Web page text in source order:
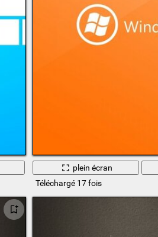
plein écran
Téléchargé 17 fois